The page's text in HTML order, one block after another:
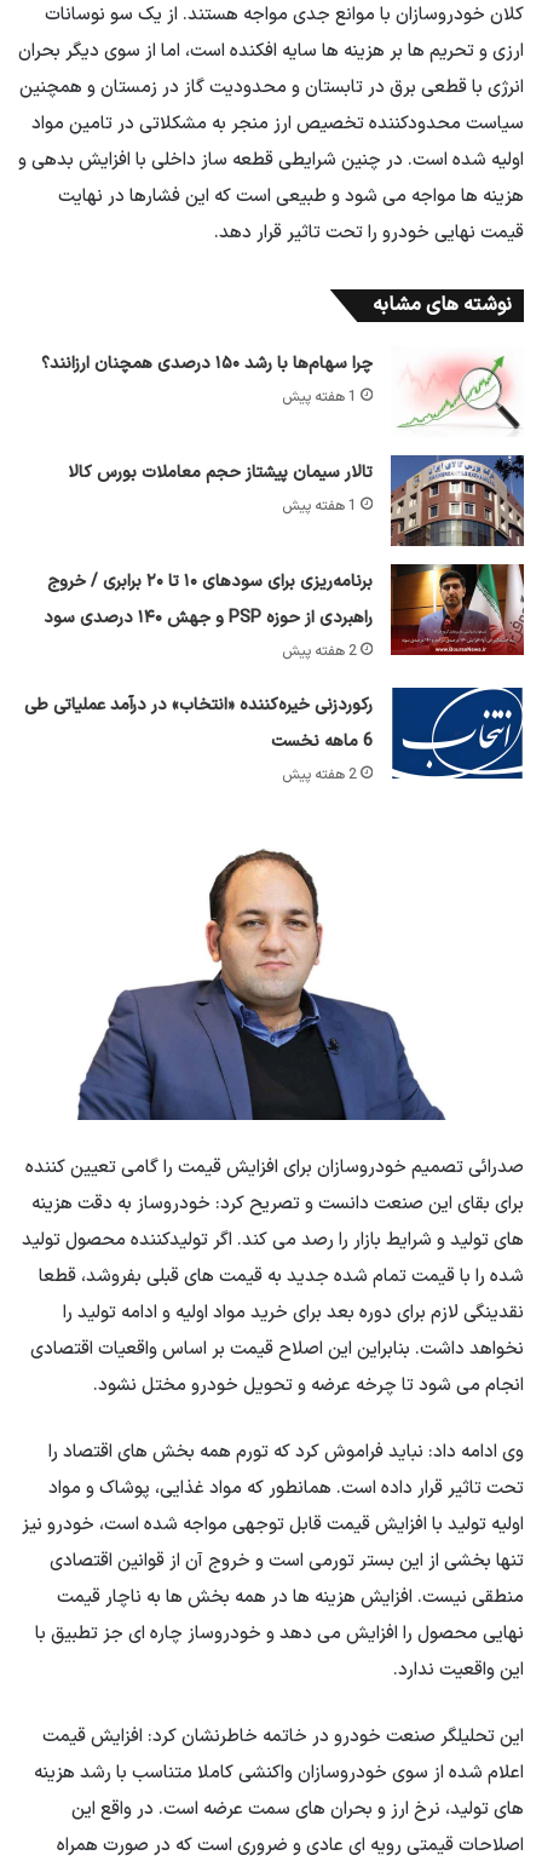
کلان خودروسازان با موانع جدی مواجه هستند. از یک سو نوسانات
ارزی و تحریم ها بر هزینه ها سایه افکنده است، اما از سوی دیگر بحران
انرژی با قطعی برق در تابستان و محدودیت گاز در زمستان و همچنین
سیاست محدودکننده تخصیص ارز منجر به مشکلاتی در تامین مواد
اولیه شده است. در چنین شرایطی قطعه ساز داخلی با افزایش بدهی و
هزینه ها مواجه می شود و طبیعی است که این فشارها در نهایت
قیمت نهایی خودرو را تحت تاثیر قرار دهد.
نوشته های مشابه
چرا سهام‌ها با رشد ۱۵۰ درصدی همچنان ارزانند؟
1 هفته پیش
تالار سیمان پیشتاز حجم معاملات بورس کالا
1 هفته پیش
برنامه‌ریزی برای سود‌های ۱۰ تا ۲۰ برابری / خروج
راهبردی از حوزه PSP و جهش ۱۴۰ درصدی سود
2 هفته پیش
رکوردزنی خیره‌کننده «انتخاب» در درآمد عملیاتی طی
6 ماهه نخست
2 هفته پیش
صدرائی تصمیم خودروسازان برای افزایش قیمت را گامی تعیین کننده
برای بقای این صنعت دانست و تصریح کرد: خودروساز به دقت هزینه
های تولید و شرایط بازار را رصد می کند. اگر تولیدکننده محصول تولید
شده را با قیمت تمام شده جدید به قیمت های قبلی بفروشد، قطعا
نقدینگی لازم برای دوره بعد برای خرید مواد اولیه و ادامه تولید را
نخواهد داشت. بنابراین این اصلاح قیمت بر اساس واقعیات اقتصادی
انجام می شود تا چرخه عرضه و تحویل خودرو مختل نشود.
وی ادامه داد: نباید فراموش کرد که تورم همه بخش های اقتصاد را
تحت تاثیر قرار داده است. همانطور که مواد غذایی، پوشاک و مواد
اولیه تولید با افزایش قیمت قابل توجهی مواجه شده است، خودرو نیز
تنها بخشی از این بستر تورمی است و خروج آن از قوانین اقتصادی
منطقی نیست. افزایش هزینه ها در همه بخش ها به ناچار قیمت
نهایی محصول را افزایش می دهد و خودروساز چاره ای جز تطبیق با
این واقعیت ندارد.
این تحلیلگر صنعت خودرو در خاتمه خاطرنشان کرد: افزایش قیمت
اعلام شده از سوی خودروسازان واکنشی کاملا متناسب با رشد هزینه
های تولید، نرخ ارز و بحران های سمت عرضه است. در واقع این
اصلاحات قیمتی رویه ای عادی و ضروری است که در صورت همراه